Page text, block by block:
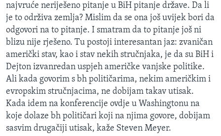
najvruće neriješeno pitanje u BiH pitanje države. Da li
je to održiva zemlja? Mislim da se ona još uvijek bori da
odgovori na to pitanje. I smatram da to pitanje još ni
blizu nije rješeno. Tu postoji interesantan jaz: zvaničan
američki stav, kao i stav nekih stručnjaka, je da su BiH i
Dejton izvanredan uspjeh američke vanjske politike.
Ali kada govorim s bh političarima, nekim američkim i
evropskim stručnjacima, ne dobijam takav utisak.
Kada idem na konferencije ovdje u Washingtonu na
koje dolaze bh političari koji na njima govore, dobijam
sasvim drugačiji utisak, kaže Steven Meyer.